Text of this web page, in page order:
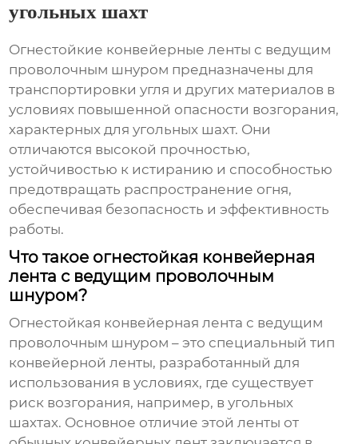
угольных шахт
Огнестойкие конвейерные ленты с ведущим
проволочным шнуром предназначены для
транспортировки угля и других материалов в
условиях повышенной опасности возгорания,
характерных для угольных шахт. Они
отличаются высокой прочностью,
устойчивостью к истиранию и способностью
предотвращать распространение огня,
обеспечивая безопасность и эффективность
работы.
Что такое огнестойкая конвейерная
лента с ведущим проволочным
шнуром?
Огнестойкая конвейерная лента с ведущим
проволочным шнуром – это специальный тип
конвейерной ленты, разработанный для
использования в условиях, где существует
риск возгорания, например, в угольных
шахтах. Основное отличие этой ленты от